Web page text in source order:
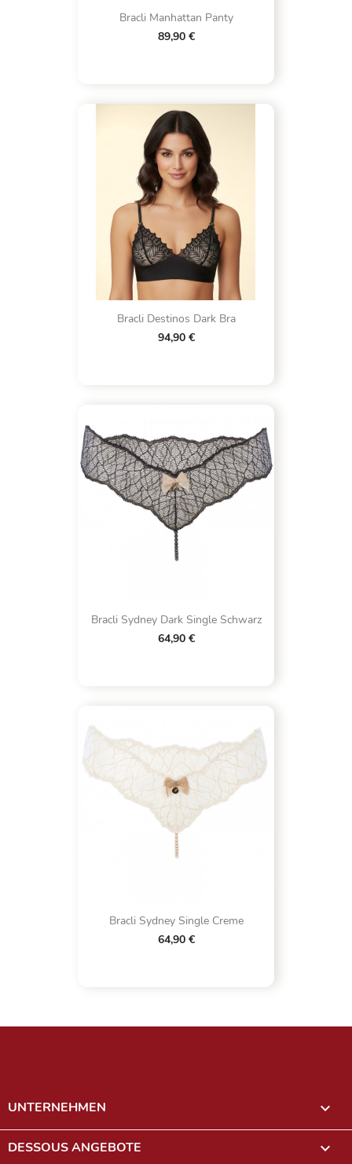
Bracli Manhattan Panty
89,90 €
Bracli Destinos Dark Bra
94,90 €
Bracli Sydney Dark Single Schwarz
64,90 €
Bracli Sydney Single Creme
64,90 €
UNTERNEHMEN 
DESSOUS ANGEBOTE 